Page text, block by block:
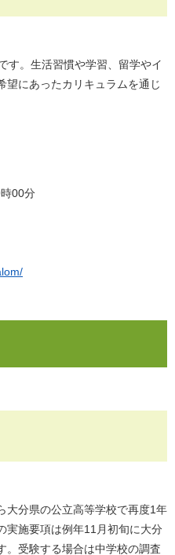
。生活習慣や学習、留学やイ
望にあったカリキュラムを通じ
00分
分県の公立高等学校で再度1年
実施要項は例年11月初旬に大分
。受験する場合は中学校の調査